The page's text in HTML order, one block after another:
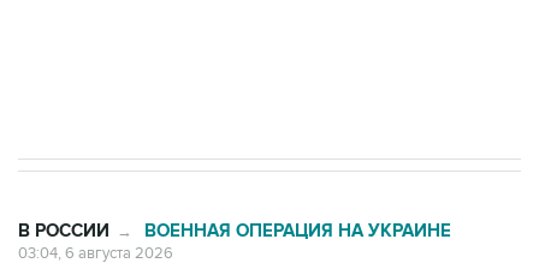
В РОССИИ → ВОЕННАЯ ОПЕРАЦИЯ НА УКРАИНЕ
03:04, 6 августа 2026